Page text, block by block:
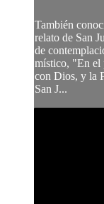
También
relato de San
de
místico, "En el
con Dios, y la
San J...